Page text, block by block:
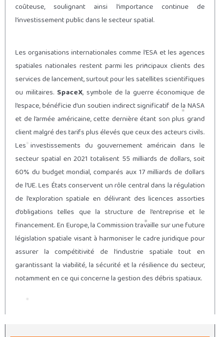
coûteuse, soulignant ainsi l’importance continue de
l’investissement public dans le secteur spatial.
Les organisations internationales comme l’ESA et les agences
spatiales nationales restent parmi les principaux clients des
services de lancement, surtout pour les satellites scientifiques
ou militaires. SpaceX, symbole de la guerre économique de
l’espace, bénéficie d’un soutien indirect significatif de la NASA
et de l’armée américaine, cette dernière étant son plus grand
client malgré des tarifs plus élevés que ceux des acteurs civils.
Les investissements du gouvernement américain dans le
secteur spatial en 2021 totalisent 55 milliards de dollars, soit
60% du budget mondial, comparés aux 17 milliards de dollars
de l’UE. Les États conservent un rôle central dans la régulation
de l’exploration spatiale en délivrant des licences assorties
d’obligations telles que la structure de l’entreprise et le
financement. En Europe, la Commission travaille sur une future
législation spatiale visant à harmoniser le cadre juridique pour
assurer la compétitivité de l’industrie spatiale tout en
garantissant la viabilité, la sécurité et la résilience du secteur,
notamment en ce qui concerne la gestion des débris spatiaux.